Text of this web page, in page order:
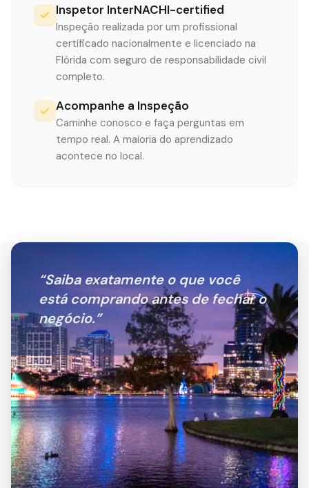
Inspetor InterNACHI-certified
Inspeção realizada por um profissional
certificado nacionalmente e licenciado na
Flórida com seguro de responsabilidade civil
completo.
Acompanhe a Inspeção
Caminhe conosco e faça perguntas em
tempo real. A maioria do aprendizado
acontece no local.
“Saiba exatamente o que você
está comprando antes de fechar o
negócio.”